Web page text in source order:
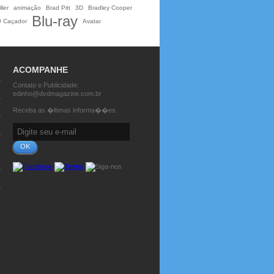
animação Brad Pitt 3D
Bradley Cooper
Caçador Blu-ray Avatar
ACOMPANHE
Contato e Publicidade:
edinho@dvdmagazine.com.br
Receba as �ltimas informa��es.
OK